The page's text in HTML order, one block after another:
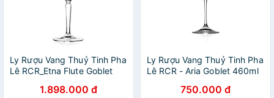
Ly Rượu Vang Thuỷ Tinh Pha
Lê RCR_Etna Flute Goblet
1.898.000 đ
Ly Rượu Vang Thuỷ Tinh Pha
Lê RCR - Aria Goblet 460ml
750.000 đ